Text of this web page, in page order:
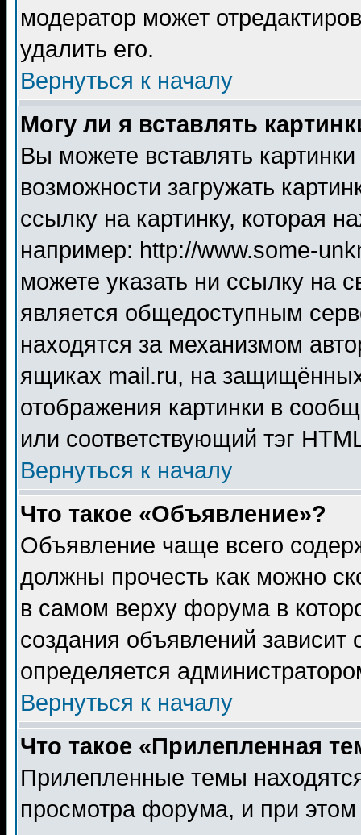
модератор может
удалить его.
Вернуться к началу
Могу ли я вставлять
Вы можете вставлять
возможности загружать
ссылку на картинку, которая
например: http://www.some-
можете указать ни ссылку на
является общедоступным
находятся за механизмом
ящиках mail.ru, на
отображения картинки в
или соответствующий тэг
Вернуться к началу
Что такое «Объявление»?
Объявление чаще всего
должны прочесть как можно
в самом верху форума в
создания объявлений зависит
определяется
Вернуться к началу
Что такое «Прилепленная
Прилепленные темы
просмотра форума, и при